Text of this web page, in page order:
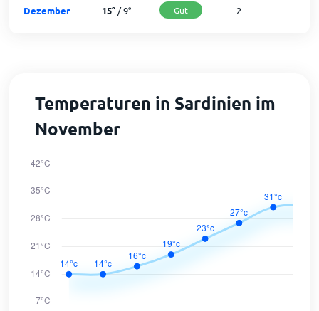
Dezember 15° /9° Gut 2
Temperaturen in Sardinien im
November